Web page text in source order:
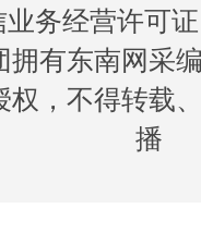
业务经营许可
拥有东南网采
权，不得转载
播